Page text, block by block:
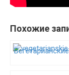
Похожие